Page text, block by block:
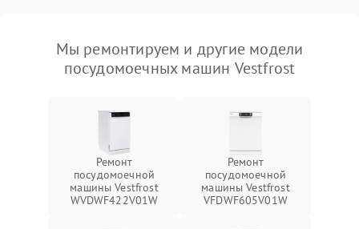
Мы ремонтируем и другие модели
посудомоечных машин Vestfrost
Ремонт
посудомоечной
машины Vestfrost
WVDWF422V01W
Ремонт
посудомоечной
машины Vestfrost
VFDWF605V01W